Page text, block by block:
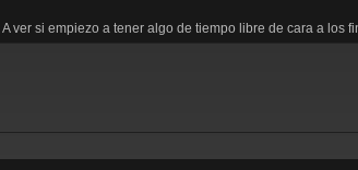
ver si empiezo a tener algo de tiempo libre de cara a los